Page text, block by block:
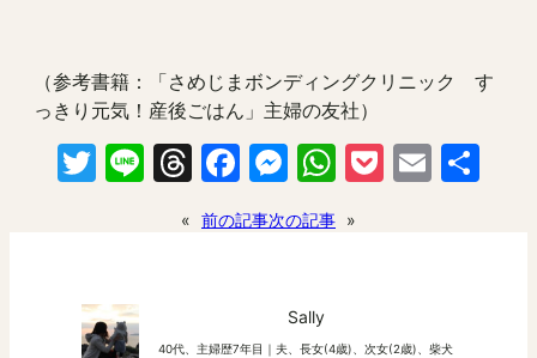
（参考書籍：「さめじまボンディングクリニック す
っきり元気！産後ごはん」主婦の友社）
Twitter
LineThreads
Facebook
Messenger
WhatsApp
Pocket
Email
« 前の記事次の記事 »
Sally
40代、主婦歴7年目｜夫、長女(4歳)、次女(2歳)、柴犬